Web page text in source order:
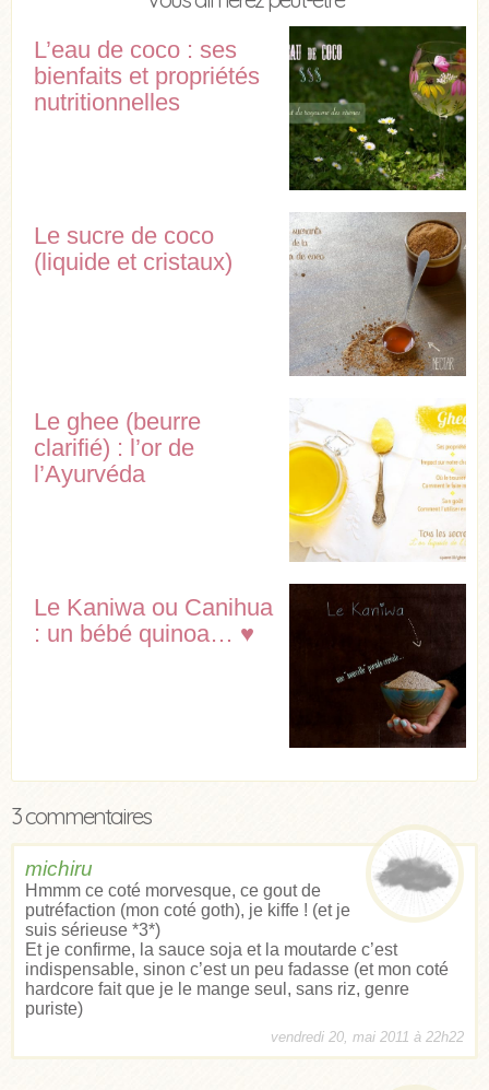
L’eau de coco : ses
bienfaits et propriétés
nutritionnelles
Le sucre de coco
(liquide et cristaux)
Le ghee (beurre
clarifié) : l’or de
l’Ayurvéda
Le Kaniwa ou Canihua
: un bébé quinoa… ♥
3 commentaires
michiru
Hmmm ce coté morvesque, ce gout de
putréfaction (mon coté goth), je kiffe ! (et je
suis sérieuse *3*)
Et je confirme, la sauce soja et la moutarde c’est
indispensable, sinon c’est un peu fadasse (et mon coté
hardcore fait que je le mange seul, sans riz, genre
puriste)
vendredi 20, mai 2011 à 22h22